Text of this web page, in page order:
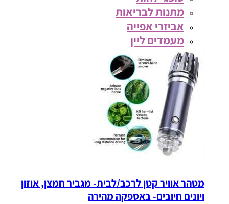
מתנות לבריאות
אביזרי אפייה
מעמדים ליין
מטהר אוויר קטן לרכב/לבית- מגביר חמצן, אוזון
ויונים חיובים- באספקה מהירה